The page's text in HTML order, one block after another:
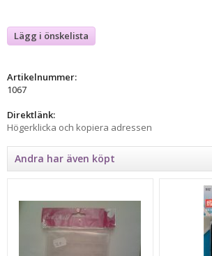
Lägg i önskelista
Artikelnummer:
1067
Direktlänk:
Högerklicka och kopiera adressen
Andra har även köpt